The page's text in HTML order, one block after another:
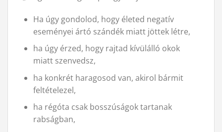
Ha úgy gondolod, hogy életed negatív
eseményei ártó szándék miatt jöttek létre,
ha úgy érzed, hogy rajtad kívülálló okok
miatt szenvedsz,
ha konkrét haragosod van, akirol bármit
feltételezel,
ha régóta csak bosszúságok tartanak
rabságban,